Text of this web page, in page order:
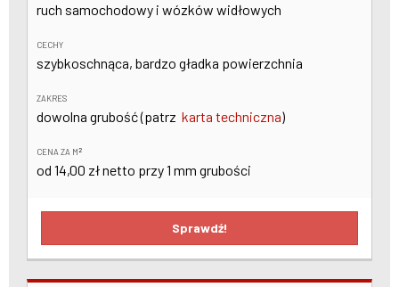
ruch samochodowy i wózków widłowych
CECHY
szybkoschnąca, bardzo gładka powierzchnia
ZAKRES
dowolna grubość (patrz karta techniczna)
CENA ZA M2
od 14,00 zł netto przy 1 mm grubości
Sprawdź!